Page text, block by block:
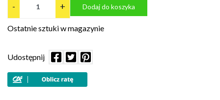
- + Dodaj do koszyka
Ostatnie sztuki w magazynie
Udostępnij